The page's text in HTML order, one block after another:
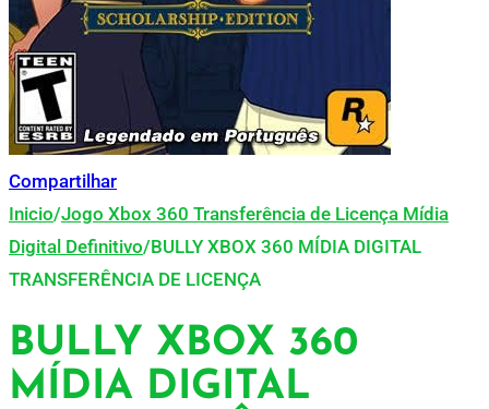
Compartilhar
Inicio/Jogo Xbox 360 Transferência de Licença Mídia
Digital Definitivo/BULLY XBOX 360 MÍDIA DIGITAL
TRANSFERÊNCIA DE LICENÇA
BULLY XBOX 360
MÍDIA DIGITAL